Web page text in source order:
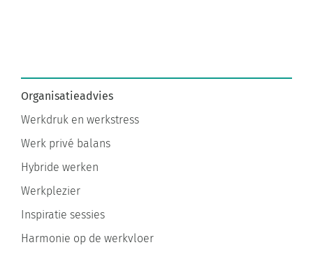
Organisatieadvies
Werkdruk en werkstress
Werk privé balans
Hybride werken
Werkplezier
Inspiratie sessies
Harmonie op de werkvloer